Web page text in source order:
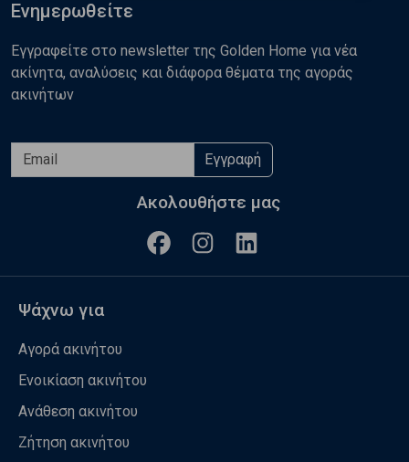
Ενημερωθείτε
Εγγραφείτε στο newsletter της Golden Home για νέα
ακίνητα, αναλύσεις και διάφορα θέματα της αγοράς
ακινήτων
Εγγραφή
Ακολουθήστε μας
Ψάχνω για
Αγορά ακινήτου
Ενοικίαση ακινήτου
Ανάθεση ακινήτου
Ζήτηση ακινήτου